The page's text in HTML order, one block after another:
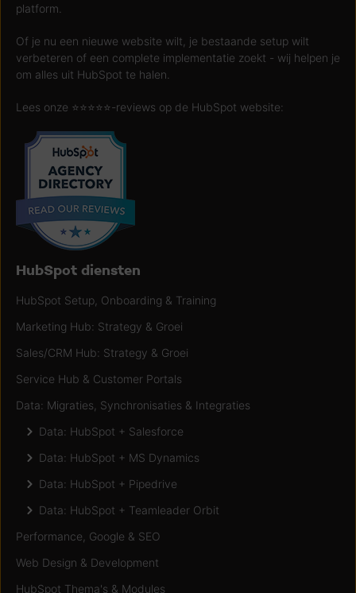
platform.
Of je nu een nieuwe website wilt, je bestaande setup wilt
verbeteren of een complete implementatie zoekt - wij helpen je
om alles uit HubSpot te halen.
Lees onze ⭐️⭐️⭐️⭐️⭐️-reviews op de HubSpot website:
HubSpot diensten
HubSpot Setup, Onboarding & Training
Marketing Hub: Strategy & Groei
Sales/CRM Hub: Strategy & Groei
Service Hub & Customer Portals
Data: Migraties, Synchronisaties & Integraties
Data: HubSpot + Salesforce
Data: HubSpot + MS Dynamics
Data: HubSpot + Pipedrive
Data: HubSpot + Teamleader Orbit
Performance, Google & SEO
Web Design & Development
HubSpot Thema's & Modules